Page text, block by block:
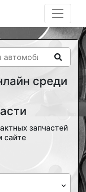
среди
запчастей
сайте